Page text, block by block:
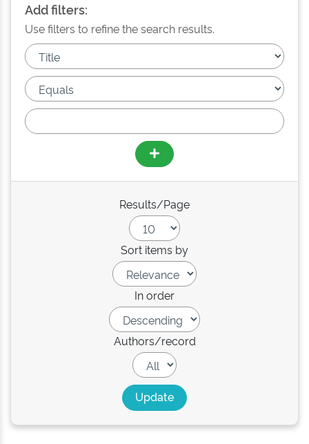
Add filters:
Use filters to refine the search results.
Results/Page
Sort items by
In order
Authors/record